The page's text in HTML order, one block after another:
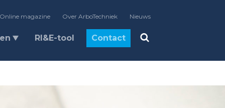
Online magazine Over ArboTechniek Nieuws
RI&E-tool Contact